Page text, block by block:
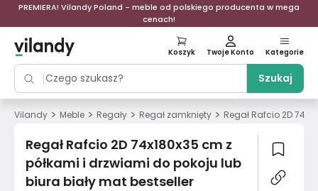
PREMIERA! Vilandy Poland - meble od polskiego producenta w mega
cenach!
Szukaj
Koszyk Twoje Konto Kategorie
Vilandy > Meble > Regały > Regał zamknięty > Regał Rafcio 2D
Regał Rafcio 2D 74x180x35 cm z
półkami i drzwiami do pokoju lub
biura biały mat bestseller